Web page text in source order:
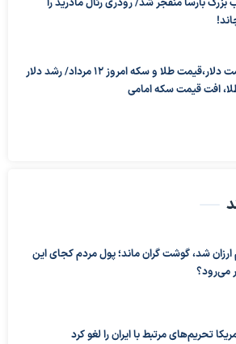
قیمت دلار،قیمت طلا و سکه امروز ۱۲ مرداد/ رشد دلار
افت قیمت سکه امامی
ارزان شد، گوشت گران ماند؛ پول مردم کجای این
می‌رود؟
تحریم‌های مرتبط با ایران را لغو کرد